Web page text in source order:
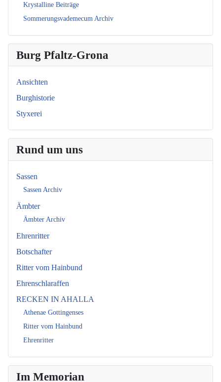
Krystalline Beiträge
Sommerungsvademecum Archiv
Burg Pfaltz-Grona
Ansichten
Burghistorie
Styxerei
Rund um uns
Sassen
Sassen Archiv
Ämbter
Ämbter Archiv
Ehrenritter
Botschafter
Ritter vom Hainbund
Ehrenschlaraffen
RECKEN IN AHALLA
Athenae Gottingenses
Ritter vom Hainbund
Ehrenritter
Im Memorian